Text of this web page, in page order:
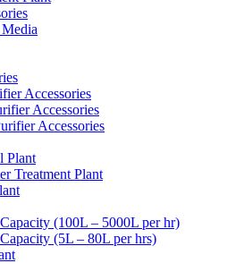
Accessories
Accessories
Accessories
Plant
Treatment Plant
(100L – 5000L per hr)
(5L – 80L per hrs)